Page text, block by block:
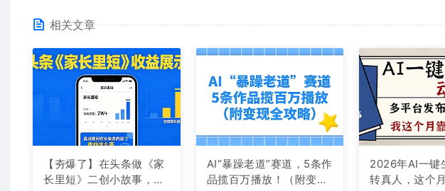
相关文章
【夯爆了】在头条做《家
长里短》二创小故事，这
AI“暴躁老道”赛道，5条作
品揽百万播放！（附变现
2026年AI一键
转真人，这个